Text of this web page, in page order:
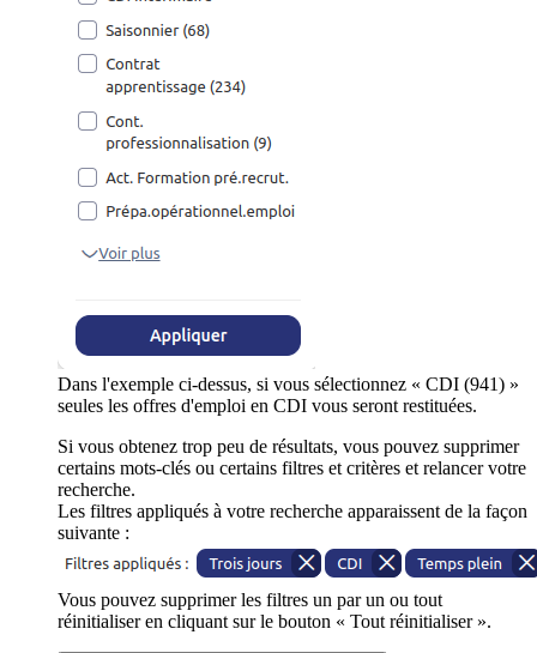
Dans l'exemple ci-dessus, si vous sélectionnez « CDI (941) »
seules les offres d'emploi en CDI vous seront restituées.
Si vous obtenez trop peu de résultats, vous pouvez supprimer
certains mots-clés ou certains filtres et critères et relancer votre
recherche.
Les filtres appliqués à votre recherche apparaissent de la façon
suivante :
Vous pouvez supprimer les filtres un par un ou tout
réinitialiser en cliquant sur le bouton « Tout réinitialiser ».